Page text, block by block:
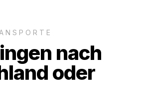
nach
oder